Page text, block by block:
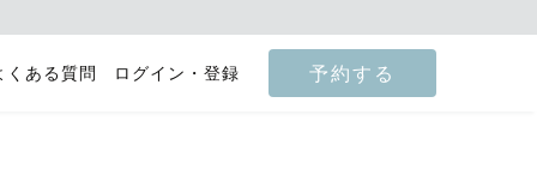
くある質問 ログイン・登録 予約する